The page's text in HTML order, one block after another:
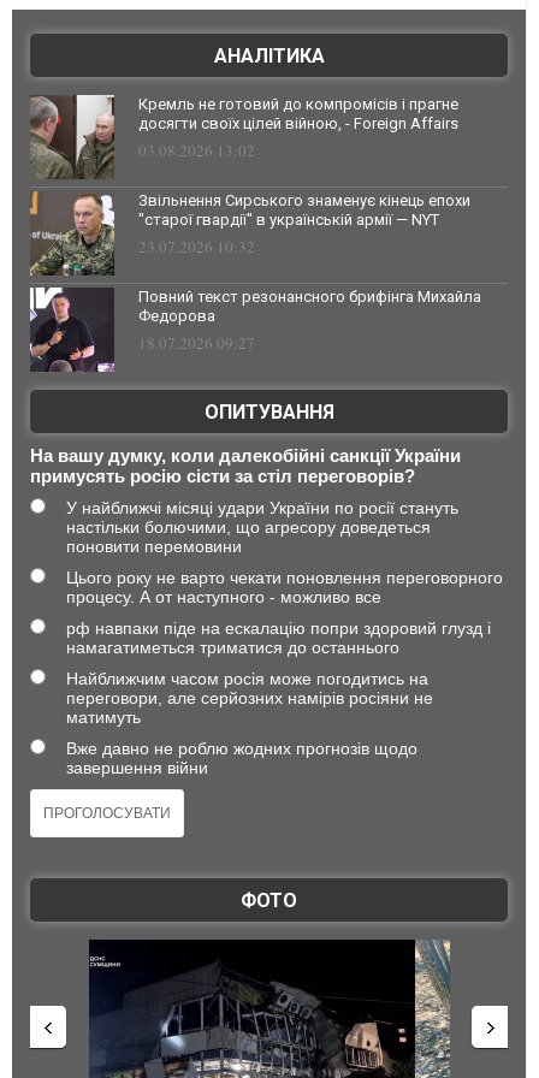
АНАЛІТИКА
Кремль не готовий до компромісів і прагне
досягти своїх цілей війною, - Foreign Affairs
03.08.2026 13:02
Звільнення Сирського знаменує кінець епохи
"старої гвардії" в українській армії — NYT
23.07.2026 10:32
Повний текст резонансного брифінга Михайла
Федорова
18.07.2026 09:27
ОПИТУВАННЯ
На вашу думку, коли далекобійні санкції України
примусять росію сісти за стіл переговорів?
У найближчі місяці удари України по росії стануть
настільки болючими, що агресору доведеться
поновити перемовини
Цього року не варто чекати поновлення переговорного
процесу. А от наступного - можливо все
рф навпаки піде на ескалацію попри здоровий глузд і
намагатиметься триматися до останнього
Найближчим часом росія може погодитись на
переговори, але серйозних намірів росіяни не
матимуть
Вже давно не роблю жодних прогнозів щодо
завершення війни
ФОТО